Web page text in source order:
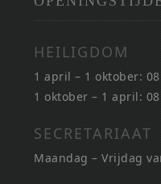
HEILIGDOM
1 april – 1 oktober:
1 oktober – 1 april:
SECRETARIAAT
Maandag – Vrijdag